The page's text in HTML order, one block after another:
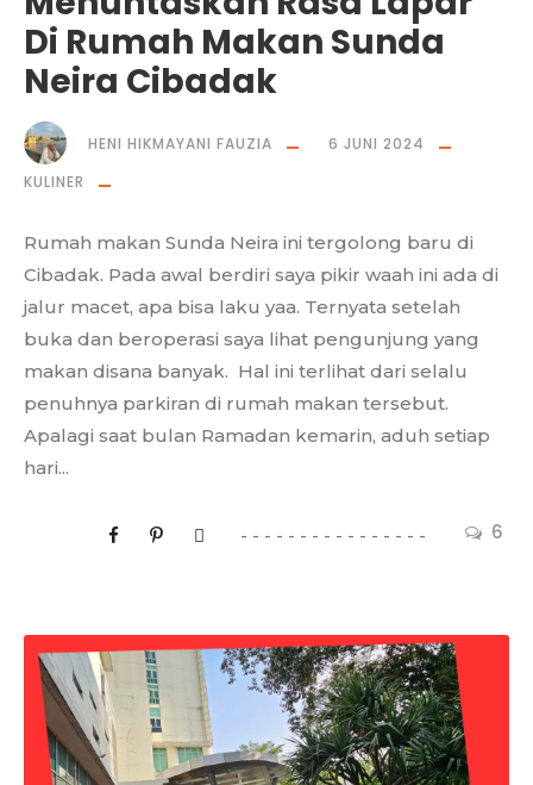
Di Rumah Makan Sunda
Neira Cibadak
6
HENI HIKMAYANI FAUZIA
6 JUNI 2024
KULINER
Rumah makan Sunda Neira ini tergolong baru di
Cibadak. Pada awal berdiri saya pikir waah ini ada di
jalur macet, apa bisa laku yaa. Ternyata setelah
buka dan beroperasi saya lihat pengunjung yang
makan disana banyak. Hal ini terlihat dari selalu
penuhnya parkiran di rumah makan tersebut.
Apalagi saat bulan Ramadan kemarin, aduh setiap
hari...